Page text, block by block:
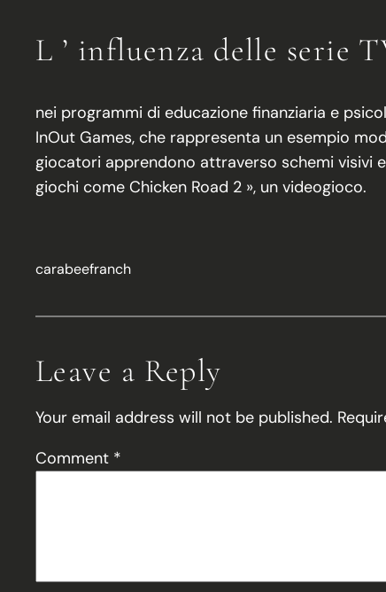
L ’ influenza delle serie
nei programmi di educazione finanziaria e
InOut Games, che rappresenta un esempio
giocatori apprendono attraverso schemi visivi
giochi come Chicken Road 2 », un videogioco.
carabeefranch
Leave a Reply
Your email address will not be published.
Comment *